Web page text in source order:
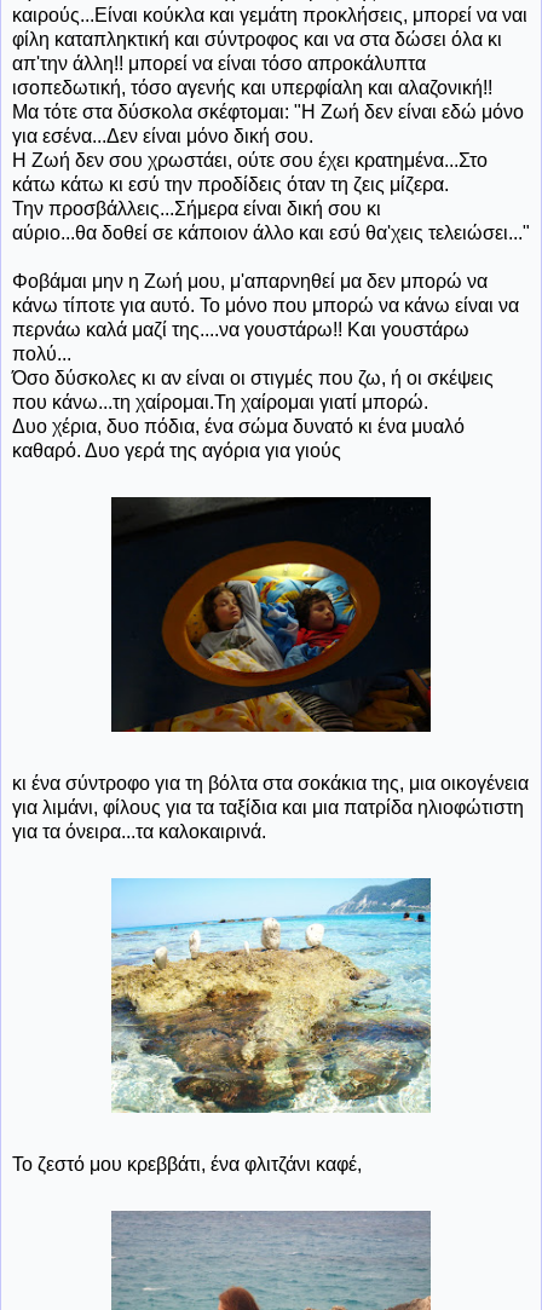
καιρούς...Είναι κούκλα και γεμάτη προκλήσεις, μπορεί να ναι
φίλη καταπληκτική και σύντροφος και να στα δώσει όλα κι
απ'την άλλη!! μπορεί να είναι τόσο απροκάλυπτα
ισοπεδωτική, τόσο αγενής και υπερφίαλη και αλαζονική!!
Μα τότε στα δύσκολα σκέφτομαι: "Η Ζωή δεν είναι εδώ μόνο
για εσένα...Δεν είναι μόνο δική σου.
Η Ζωή δεν σου χρωστάει, ούτε σου έχει κρατημένα...Στο
κάτω κάτω κι εσύ την προδίδεις όταν τη ζεις μίζερα.
Την προσβάλλεις...Σήμερα είναι δική σου κι
αύριο...θα δοθεί σε κάποιον άλλο και εσύ θα'χεις τελειώσει..."
Φοβάμαι μην η Ζωή μου, μ'απαρνηθεί μα δεν μπορώ να
κάνω τίποτε για αυτό. Το μόνο που μπορώ να κάνω είναι να
περνάω καλά μαζί της....να γουστάρω!! Και γουστάρω
πολύ...
Όσο δύσκολες κι αν είναι οι στιγμές που ζω, ή οι σκέψεις
που κάνω...τη χαίρομαι.Τη χαίρομαι γιατί μπορώ.
Δυο χέρια, δυο πόδια, ένα σώμα δυνατό κι ένα μυαλό
καθαρό. Δυο γερά της αγόρια για γιούς
κι ένα σύντροφο για τη βόλτα στα σοκάκια της, μια οικογένεια
για λιμάνι, φίλους για τα ταξίδια και μια πατρίδα ηλιοφώτιστη
για τα όνειρα...τα καλοκαιρινά.
Το ζεστό μου κρεββάτι, ένα φλιτζάνι καφέ,